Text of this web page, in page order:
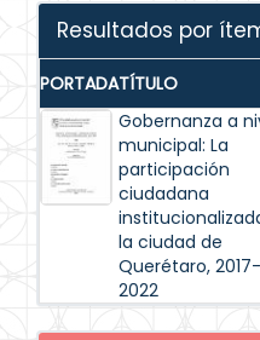
Resultados por
PORTADATÍTULO
Gobernanza a
municipal: La
participación
ciudadana
la ciudad de
Querétaro, 2017-
2022